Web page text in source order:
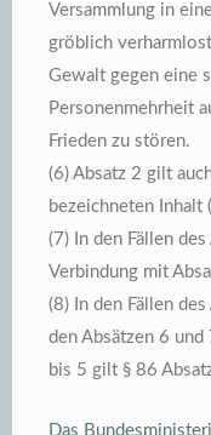
Versammlung in
gröblich
Gewalt gegen eine
Personenmehrheit
Frieden zu stören.
(6) Absatz 2 gilt
bezeichneten Inhalt
(7) In den Fällen
Verbindung mit
(8) In den Fällen
den Absätzen 6 und
bis 5 gilt § 86
Das